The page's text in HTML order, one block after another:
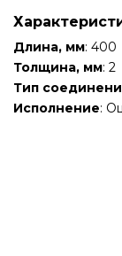
Длина, мм: 400
Толщина, мм: 2
Тип
Исполнение: